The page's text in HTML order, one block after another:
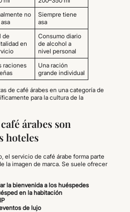
no
Siempre tiene
asa
de
en
Consumo diario
de alcohol a
nivel personal
raciones
Una ración
grande individual
de café árabes en una categoría de
para la cultura de la
árabes son
hoteles
el servicio de café árabe forma parte
la imagen de marca. Se suele ofrecer
la bienvenida a los huéspedes
en la habitación
de lujo